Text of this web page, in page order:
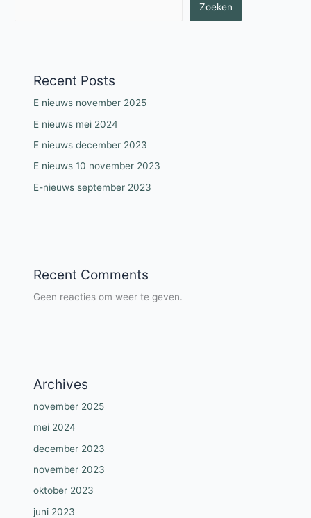
Zoeken
Recent Posts
E nieuws november 2025
E nieuws mei 2024
E nieuws december 2023
E nieuws 10 november 2023
E-nieuws september 2023
Recent Comments
Geen reacties om weer te geven.
Archives
november 2025
mei 2024
december 2023
november 2023
oktober 2023
juni 2023